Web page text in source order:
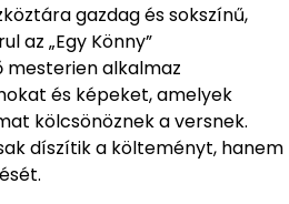
gazdag és sokszínű,
az „Egy Könny”
mesterien alkalmaz
és képeket, amelyek
kölcsönöznek a versnek.
díszítik a költeményt, hanem